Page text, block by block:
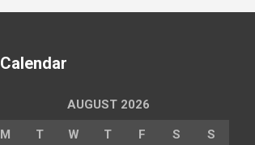
Calendar
AUGUST 2026
M T W T F S S